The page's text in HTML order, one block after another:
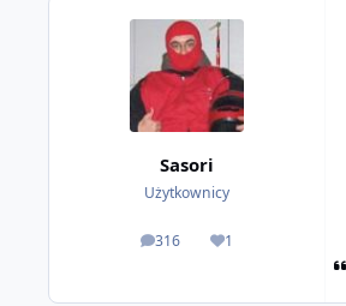
Sasori
Użytkownicy
316
odpowiedzi
1
Reputacja